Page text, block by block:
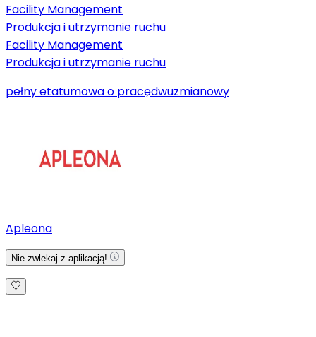
Facility Management
Produkcja i utrzymanie ruchu
Facility Management
Produkcja i utrzymanie ruchu
pełny etatumowa o pracędwuzmianowy
Apleona
Nie zwlekaj z aplikacją!